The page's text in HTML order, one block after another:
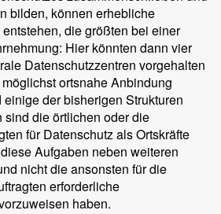
bilden, können erhebliche
entstehen, die größten bei einer
Hier könnten dann vier
Datenschutzzentren vorgehalten
ortsnahe Anbindung
der bisherigen Strukturen
sind die örtlichen oder die
für Datenschutz als Ortskräfte
Aufgaben neben weiteren
nicht die ansonsten für die
erforderliche
haben.